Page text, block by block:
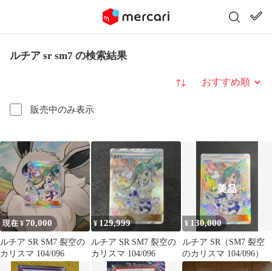
ルチア sr sm7 の検索結果
販売中のみ表示
並び替え
現在 ¥70,000
ルチア SR SM7 裂空の
カリスマ 104/096
¥129,999
ルチア SR SM7 裂空の
カリスマ 104/096
¥ 130,000
ルチア SR（SM7 裂空
のカリスマ 104/096）